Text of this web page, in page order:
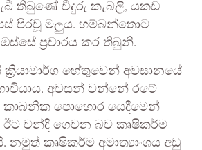
තිබුණේ වීදුරු කැබලි, යකඩ
පිරවූ මලුය. හම්බන්තොට
ප්‍රචාරය කර තිබුනි.
හේතුවෙන් අවසානයේ
අවසන් වන්නේ රටේ
කාබනික පොහොර යෙදීමෙන්
ඊට වන්දි ගෙවන බව කෘෂිකර්ම
නමුත් කෘෂිකර්ම අමාත්‍යාංශය අඩු